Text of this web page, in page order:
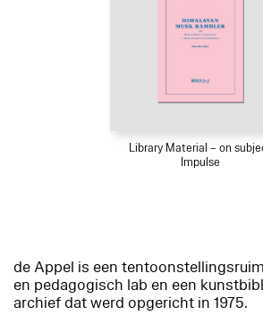
Library Material – on
Impulse
de Appel is een
en pedagogisch lab en een
archief dat werd opgericht in 1975.